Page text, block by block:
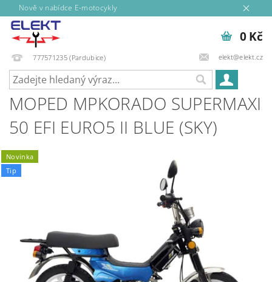
Nově v nabídce E-motocykly
777571235 (Pardubice) elekt@elekt.cz
0 Kč
MOPED MPKORADO SUPERMAXI
50 EFI EURO5 II BLUE (SKY)
Novinka
Tip